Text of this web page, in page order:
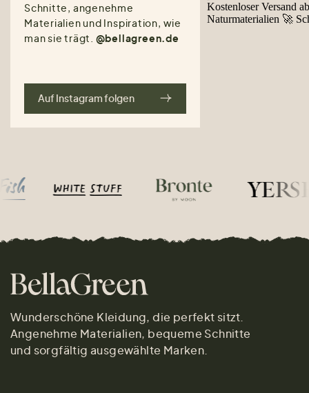
Schnitte, angenehme
Materialien und Inspiration, wie
man sie trägt. @bellagreen.de
Auf Instagram folgen
Wunderschöne Kleidung, die perfekt sitzt.
Angenehme Materialien, bequeme Schnitte
und sorgfältig ausgewählte Marken.